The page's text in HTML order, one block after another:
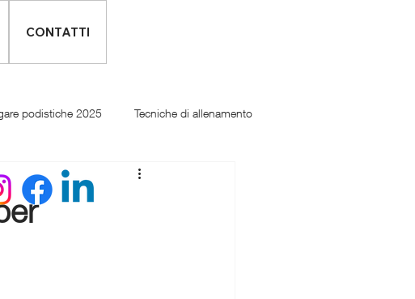
CONTATTI
podistiche 2025 Tecniche di allenamento